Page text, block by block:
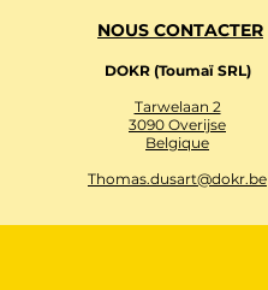
NOUS CONTACTER
DOKR (Toumaï SRL)
Tarwelaan 2
3090 Overijse
Belgique
Thomas.dusart@dokr.be